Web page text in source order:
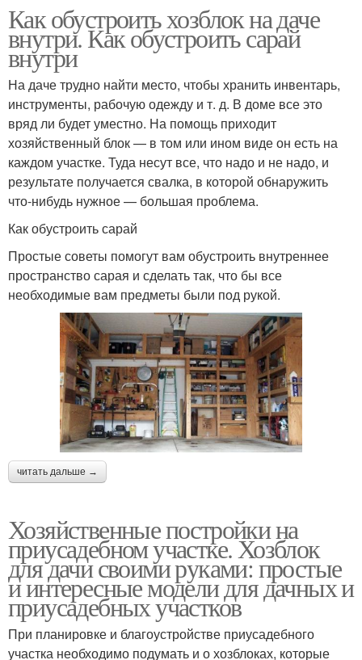
Как обустроить хозблок на даче
внутри. Как обустроить сарай
внутри
На даче трудно найти место, чтобы хранить инвентарь,
инструменты, рабочую одежду и т. д. В доме все это
вряд ли будет уместно. На помощь приходит
хозяйственный блок — в том или ином виде он есть на
каждом участке. Туда несут все, что надо и не надо, и
результате получается свалка, в которой обнаружить
что-нибудь нужное — большая проблема.
Как обустроить сарай
Простые советы помогут вам обустроить внутреннее
пространство сарая и сделать так, что бы все
необходимые вам предметы были под рукой.
читать дальше →
Хозяйственные постройки на
приусадебном участке. Хозблок
для дачи своими руками: простые
и интересные модели для дачных и
приусадебных участков
При планировке и благоустройстве приусадебного
участка необходимо подумать и о хозблоках, которые